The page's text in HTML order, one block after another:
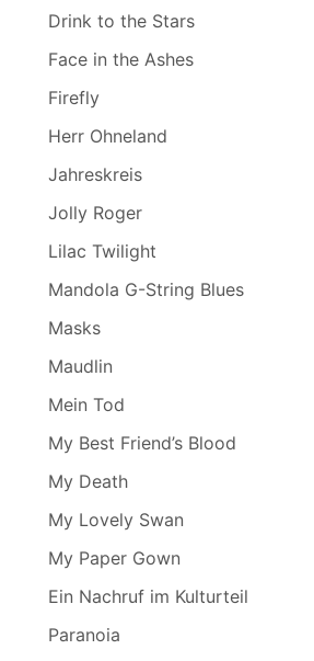
Drink to the Stars
Face in the Ashes
Firefly
Herr Ohneland
Jahreskreis
Jolly Roger
Lilac Twilight
Mandola G-String Blues
Masks
Maudlin
Mein Tod
My Best Friend’s Blood
My Death
My Lovely Swan
My Paper Gown
Ein Nachruf im Kulturteil
Paranoia